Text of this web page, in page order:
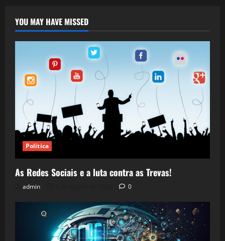
YOU MAY HAVE MISSED
Política
As Redes Sociais e a luta contra as Trevas!
admin 0